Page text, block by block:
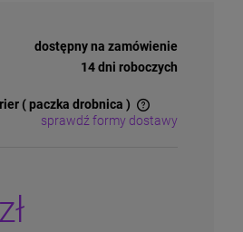
dostępny na zamówienie
14 dni roboczych
( paczka drobnica )
kosztów płatności
sprawdź formy dostawy